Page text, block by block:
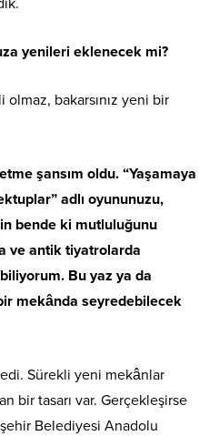
yenileri eklenecek mi?
bakarsınız yeni bir
şansım oldu. “Yaşamaya
adlı oyununuzu,
bende ki mutluluğunu
ve antik tiyatrolarda
Bu yaz ya da
mekânda seyredebilecek
Sürekli yeni mekânlar
bir tasarı var. Gerçekleşirse
Belediyesi Anadolu